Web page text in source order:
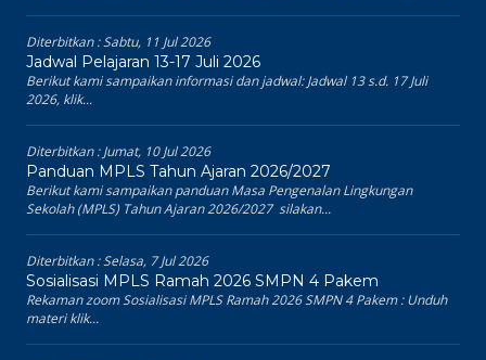
Diterbitkan :Sabtu, 11 Jul 2026
Jadwal Pelajaran 13-17 Juli 2026
Berikut kami sampaikan informasi dan jadwal: Jadwal 13 s.d. 17 Juli
2026, klik...
Diterbitkan :Jumat, 10 Jul 2026
Panduan MPLS Tahun Ajaran 2026/2027
Berikut kami sampaikan panduan Masa Pengenalan Lingkungan
Sekolah (MPLS) Tahun Ajaran 2026/2027 silakan...
Diterbitkan :Selasa, 7 Jul 2026
Sosialisasi MPLS Ramah 2026 SMPN 4 Pakem
Rekaman zoom Sosialisasi MPLS Ramah 2026 SMPN 4 Pakem : Unduh
materi klik...